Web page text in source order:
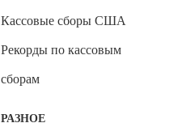
Кассовые сборы США
Рекорды по кассовым
сборам
РАЗНОЕ